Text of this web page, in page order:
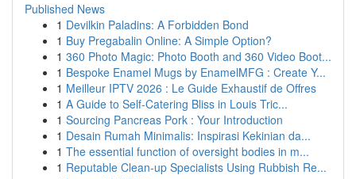
Published News
1 Devilkin Paladins: A Forbidden Bond
1 Buy Pregabalin Online: A Simple Option?
1 360 Photo Magic: Photo Booth and 360 Video Boot...
1 Bespoke Enamel Mugs by EnamelMFG : Create Y...
1 Meilleur IPTV 2026 : Le Guide Exhaustif de Offres
1 A Guide to Self-Catering Bliss in Louis Tric...
1 Sourcing Pancreas Pork : Your Introduction
1 Desain Rumah Minimalis: Inspirasi Kekinian da...
1 The essential function of oversight bodies in m...
1 Reputable Clean-up Specialists Using Rubbish Re...